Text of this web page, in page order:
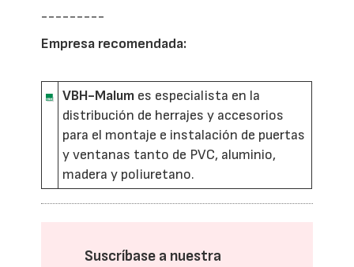
---------
Empresa recomendada:
VBH-Malum es especialista en la
distribución de herrajes y accesorios
para el montaje e instalación de puertas
y ventanas tanto de PVC, aluminio,
madera y poliuretano.
Suscríbase a nuestra